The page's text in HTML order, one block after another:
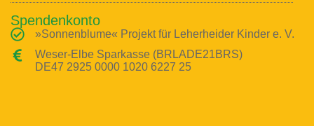
Spendenkonto
»Sonnenblume« Projekt für Leherheider Kinder e. V.
Weser-Elbe Sparkasse (BRLADE21BRS)
DE47 2925 0000 1020 6227 25